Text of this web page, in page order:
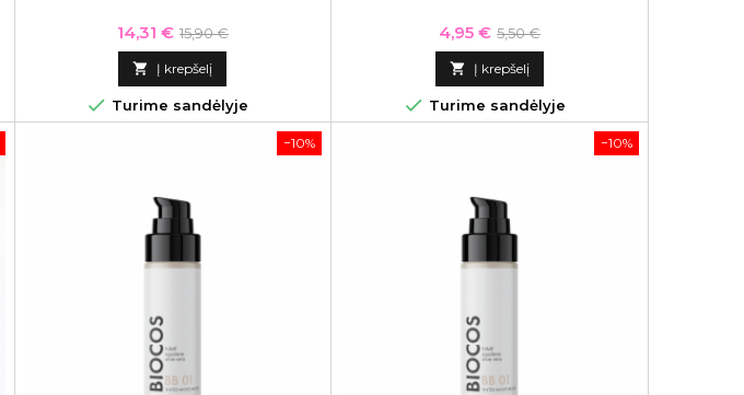
Kaina
14,31 € Bazinė
kaina
15,90 €
 Į krepšelį
 Turime sandėlyje
Kaina
4,95 € Bazinė
kaina
5,50 €
 Į krepšelį
 Turime sandėlyje
−10% −10%